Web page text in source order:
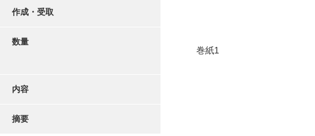
作成・受取
数量
巻紙1
内容
摘要